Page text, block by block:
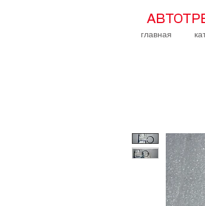
главная